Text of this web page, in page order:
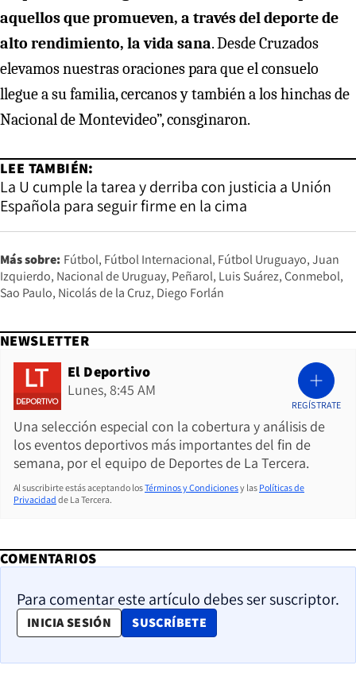
aquellos que promueven, a través del deporte de
alto rendimiento, la vida sana. Desde Cruzados
elevamos nuestras oraciones para que el consuelo
llegue a su familia, cercanos y también a los hinchas de
Nacional de Montevideo”, consginaron.
LEE TAMBIÉN:
La U cumple la tarea y derriba con justicia a Unión
Española para seguir firme en la cima
Más sobre: Fútbol Fútbol Internacional Fútbol Uruguayo Juan
Izquierdo Nacional de Uruguay Peñarol Luis Suárez Conmebol
Sao Paulo Nicolás de la Cruz Diego Forlán
NEWSLETTER
El Deportivo
Lunes, 8:45 AM
Una selección especial con la cobertura y análisis de
los eventos deportivos más importantes del fin de
semana, por el equipo de Deportes de La Tercera.
REGÍSTRATE
Al suscribirte estás aceptando losTérminos y Condicionesy las Políticas de
Privacidad de La Tercera.
COMENTARIOS
Para comentar este artículo debes ser suscriptor.
INICIA SESIÓN SUSCRÍBETE
OPENS IN NEW WINDOW